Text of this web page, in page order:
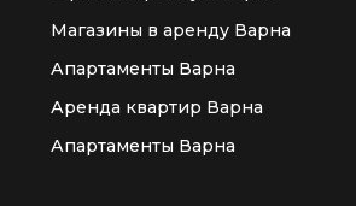
Магазины в аренду Варна
Апартаменты Варна
Аренда квартир Варна
Апартаменты Варна